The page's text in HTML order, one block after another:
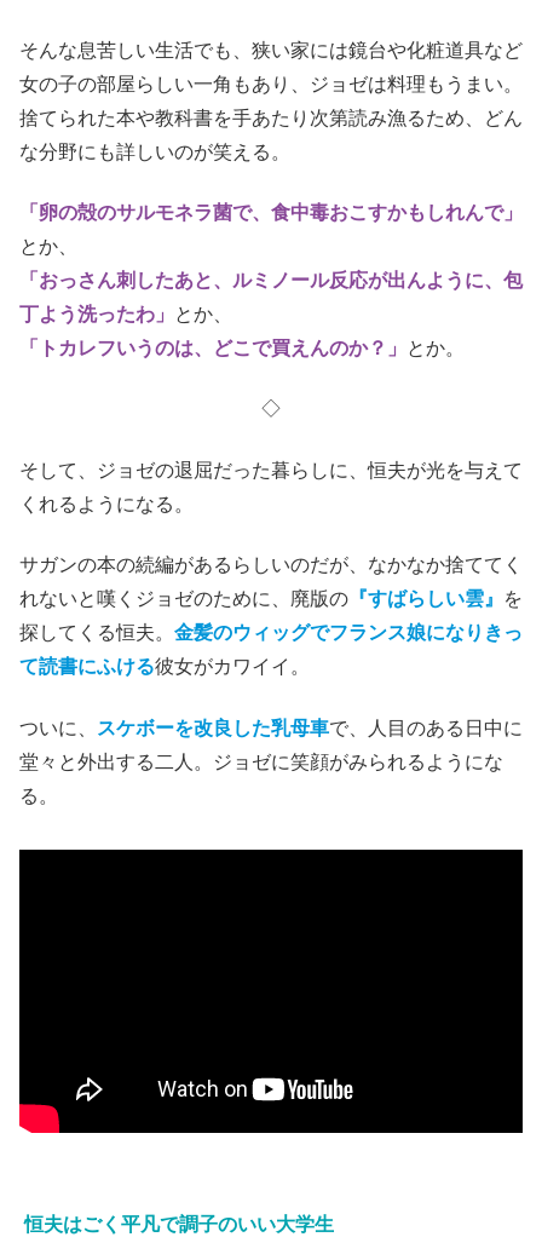
そんな息苦しい生活でも、狭い家には鏡台や化粧道具など
女の子の部屋らしい一角もあり、ジョゼは料理もうまい。
捨てられた本や教科書を手あたり次第読み漁るため、どん
な分野にも詳しいのが笑える。
「卵の殻のサルモネラ菌で、食中毒おこすかもしれんで」
とか、
「おっさん刺したあと、ルミノール反応が出んように、包
丁よう洗ったわ」
とか、
「トカレフいうのは、どこで買えんのか？」
とか。
◇
そして、ジョゼの退屈だった暮らしに、恒夫が光を与えて
くれるようになる。
サガンの本の続編があるらしいのだが、なかなか捨ててく
れないと嘆くジョゼのために、廃版の 『すばらしい雲』
を
探してくる恒夫。 金髪のウィッグでフランス娘になりきっ
て読書にふける彼女がカワイイ。
ついに、 スケボーを改良した乳母車で、人目のある日中に
堂々と外出する二人。ジョゼに笑顔がみられるようにな
る。
恒夫はごく平凡で調子のいい大学生